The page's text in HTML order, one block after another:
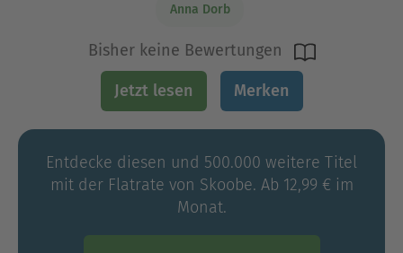
Anna Dorb
Bisher keine Bewertungen
Jetzt lesen Merken
Entdecke diesen und 500.000 weitere Titel
mit der Flatrate von Skoobe. Ab 12,99 € im
Monat.